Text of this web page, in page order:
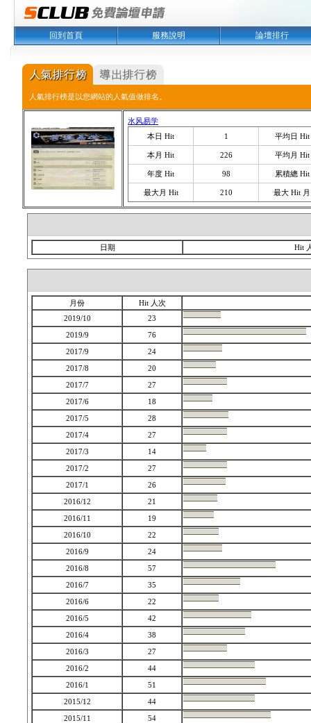
回到首頁 服務說明 論壇排行
人氣排行榜是以您網站的人氣值做排名。
水风易学
本日 Hit
1 平均日 Hit
本月 Hit 226 平均月 Hit
年度 Hit 98 累積總 Hit
最大月 Hit 210 最大 Hit 月
日期 Hit
月份
Hit 人次
2019/10
23
2019/9
76
2017/9
24
2017/8
20
2017/7
27
2017/6
18
2017/5
28
2017/4
27
2017/3
14
2017/2
27
2017/1
26
2016/12
21
2016/11
19
2016/10
22
2016/9
24
2016/8
57
2016/7
35
2016/6
22
2016/5
42
2016/4
38
2016/3
27
2016/2
44
2016/1
51
2015/12
44
2015/11
54